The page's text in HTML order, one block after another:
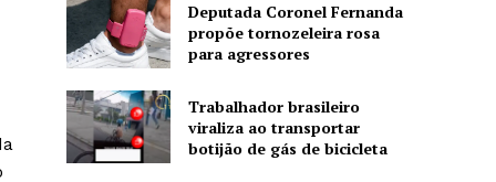
Deputada Coronel Fernanda
propõe tornozeleira rosa
para agressores
Trabalhador brasileiro
viraliza ao transportar
botijão de gás de bicicleta